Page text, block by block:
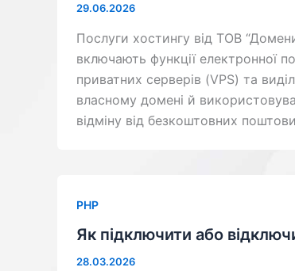
29.06.2026
Послуги хостингу від ТОВ
включають функції електронної
приватних серверів (VPS) та
власному домені й
відміну від безкоштовних
PHP
Як підключити або
28.03.2026